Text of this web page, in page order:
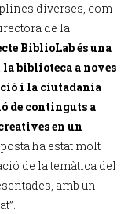
diverses, com
de la
BiblioLab és una
biblioteca a noves
i la ciutadania
de continguts a
en un
ha estat molt
de la temàtica del
amb un